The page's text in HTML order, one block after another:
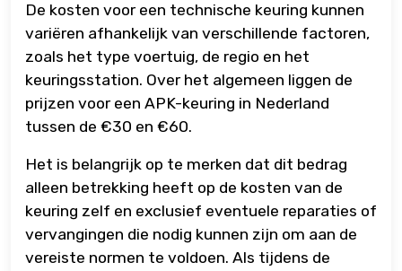
De kosten voor een technische keuring kunnen
variëren afhankelijk van verschillende factoren,
zoals het type voertuig, de regio en het
keuringsstation. Over het algemeen liggen de
prijzen voor een APK-keuring in Nederland
tussen de €30 en €60.
Het is belangrijk op te merken dat dit bedrag
alleen betrekking heeft op de kosten van de
keuring zelf en exclusief eventuele reparaties of
vervangingen die nodig kunnen zijn om aan de
vereiste normen te voldoen. Als tijdens de